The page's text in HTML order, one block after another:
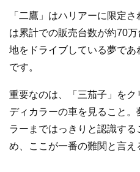
「二鷹」はハリアーに限定
は累計での販売台数が約70
地をドライブしている夢であ
です。
重要なのは、「三茄子」を
ディカラーの車を見ること
ラーまではっきりと認識す
め、ここが一番の難関と言え